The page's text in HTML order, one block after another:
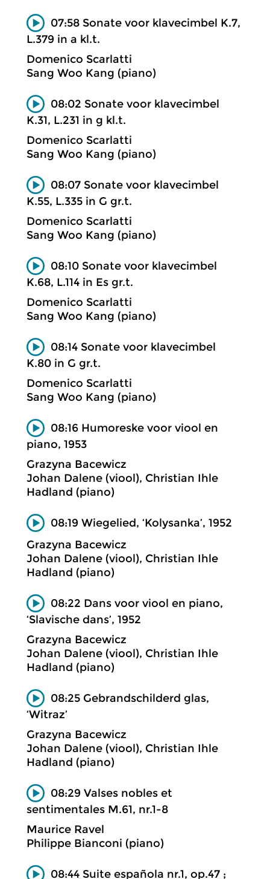
07:58 Sonate voor klavecimbel K.7,
L.379 in a kl.t.
Domenico Scarlatti
Sang Woo Kang (piano)
08:02 Sonate voor klavecimbel
K.31, L.231 in g kl.t.
Domenico Scarlatti
Sang Woo Kang (piano)
08:07 Sonate voor klavecimbel
K.55, L.335 in G gr.t.
Domenico Scarlatti
Sang Woo Kang (piano)
08:10 Sonate voor klavecimbel
K.68, L.114 in Es gr.t.
Domenico Scarlatti
Sang Woo Kang (piano)
08:14 Sonate voor klavecimbel
K.80 in G gr.t.
Domenico Scarlatti
Sang Woo Kang (piano)
08:16 Humoreske voor viool en
piano, 1953
Grazyna Bacewicz
Johan Dalene (viool), Christian Ihle
Hadland (piano)
08:19 Wiegelied, ‘Kolysanka’, 1952
Grazyna Bacewicz
Johan Dalene (viool), Christian Ihle
Hadland (piano)
08:22 Dans voor viool en piano,
‘Slavische dans’, 1952
Grazyna Bacewicz
Johan Dalene (viool), Christian Ihle
Hadland (piano)
08:25 Gebrandschilderd glas,
‘Witraz’
Grazyna Bacewicz
Johan Dalene (viool), Christian Ihle
Hadland (piano)
08:29 Valses nobles et
sentimentales M.61, nr.1-8
Maurice Ravel
Philippe Bianconi (piano)
08:44 Suite española nr.1, op.47 ;